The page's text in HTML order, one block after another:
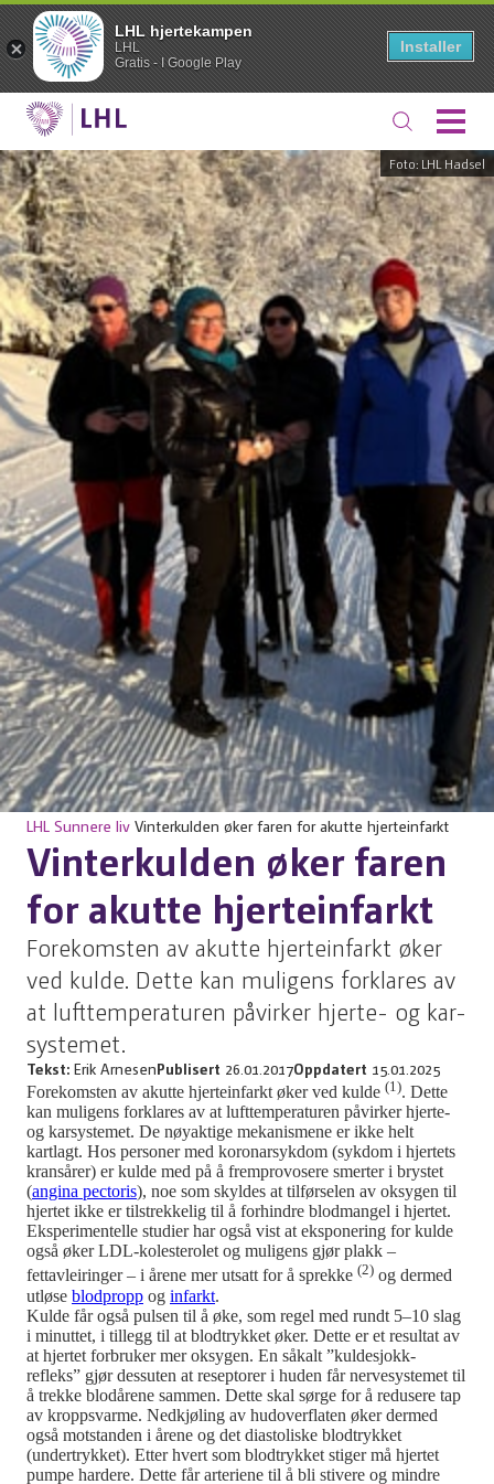
LHL hjertekampen
LHL
Gratis - I Google Play
Installer
Foto: LHL Hadsel
LHL Sunnere liv Vinterkulden øker faren for akutte hjerteinfarkt
Vinterkulden øker faren
for akutte hjerteinfarkt
Forekomsten av akutte hjerteinfarkt øker
ved kulde. Dette kan muligens forklares av
at lufttemperaturen påvirker hjerte- og kar-
systemet.
Tekst: Erik ArnesenPublisert 26.01.2017Oppdatert 15.01.2025
Forekomsten av akutte hjerteinfarkt øker ved kulde (1). Dette
kan muligens forklares av at lufttemperaturen påvirker hjerte-
og karsystemet. De nøyaktige mekanismene er ikke helt
kartlagt. Hos personer med koronarsykdom (sykdom i hjertets
kransårer) er kulde med på å fremprovosere smerter i brystet
(angina pectoris), noe som skyldes at tilførselen av oksygen til
hjertet ikke er tilstrekkelig til å forhindre blodmangel i hjertet.
Eksperimentelle studier har også vist at eksponering for kulde
også øker LDL-kolesterolet og muligens gjør plakk –
fettavleiringer – i årene mer utsatt for å sprekke (2) og dermed
utløse blodpropp og infarkt.
Kulde får også pulsen til å øke, som regel med rundt 5–10 slag
i minuttet, i tillegg til at blodtrykket øker. Dette er et resultat av
at hjertet forbruker mer oksygen. En såkalt ”kuldesjokk-
refleks” gjør dessuten at reseptorer i huden får nervesystemet til
å trekke blodårene sammen. Dette skal sørge for å redusere tap
av kroppsvarme. Nedkjøling av hudoverflaten øker dermed
også motstanden i årene og det diastoliske blodtrykket
(undertrykket). Etter hvert som blodtrykket stiger må hjertet
pumpe hardere. Dette får arteriene til å bli stivere og mindre